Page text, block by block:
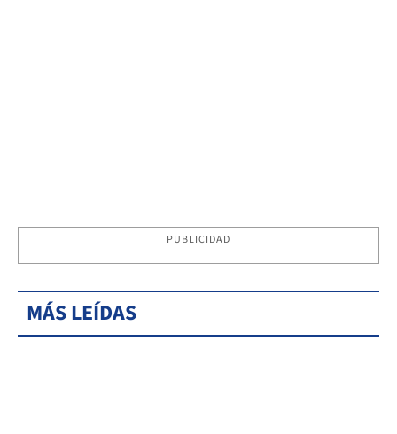
PUBLICIDAD
MÁS LEÍDAS